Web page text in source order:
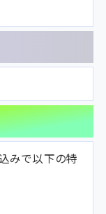
みで以下の特